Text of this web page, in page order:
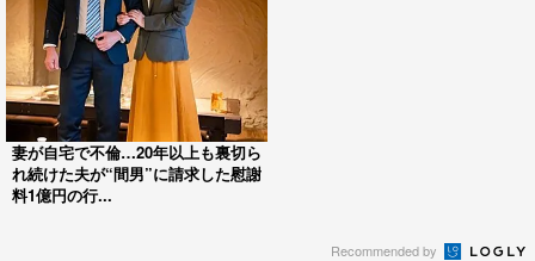
妻が自宅で不倫…20年以上も裏切ら
れ続けた夫が“間男”に請求した慰謝
料1億円の行...
Recommended by